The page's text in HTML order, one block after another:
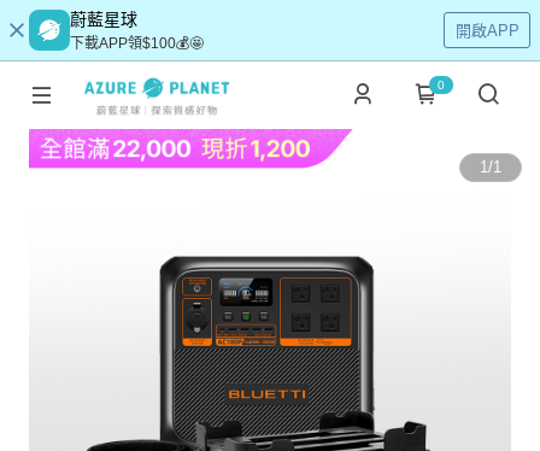
蔚藍星球
下載APP領$100💰🤩
開啟APP
0
1/1